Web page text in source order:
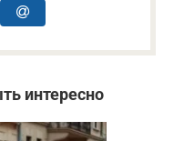
интересно